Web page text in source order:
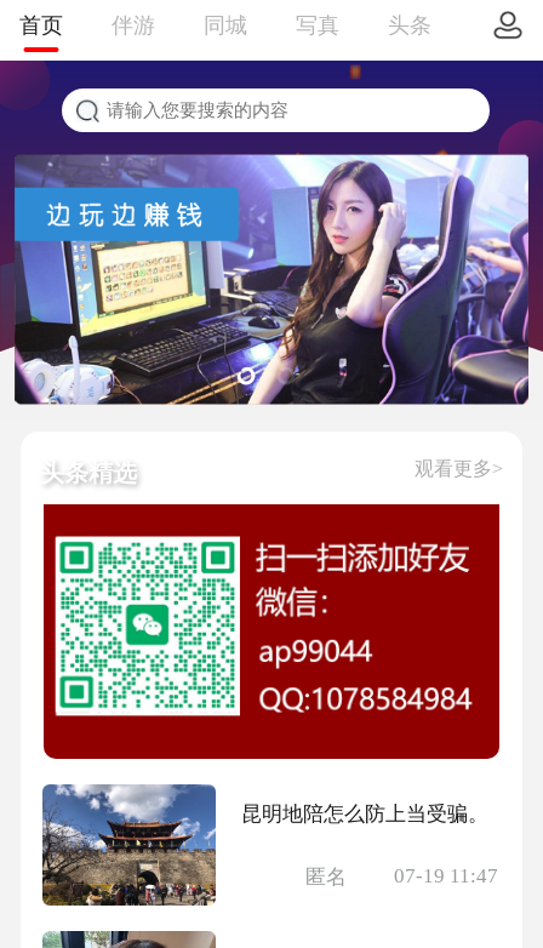
首页 伴游 同城 写真 头条
头条精选 观看更多>
昆明地陪怎么防上当受骗。
匿名 07-19 11:47